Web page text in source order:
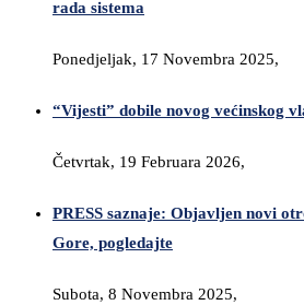
rada sistema
Ponedjeljak, 17 Novembra 2025,
“Vijesti” dobile novog većinskog
Četvrtak, 19 Februara 2026,
PRESS saznaje: Objavljen novi
Gore, pogledajte
Subota, 8 Novembra 2025,